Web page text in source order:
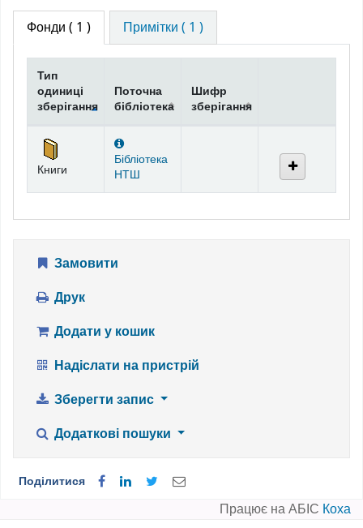
Фонди ( 1 ) Примітки ( 1 )
Фонди
Тип
одиниці
зберігання
Поточна
бібліотека
Шифр
зберігання
Книги
Бібліотека
НТШ
Замовити
Друк
Додати у кошик
Надіслати на пристрій
Зберегти запис
Додаткові пошуки
Поділитися
Працює на АБІС Коха